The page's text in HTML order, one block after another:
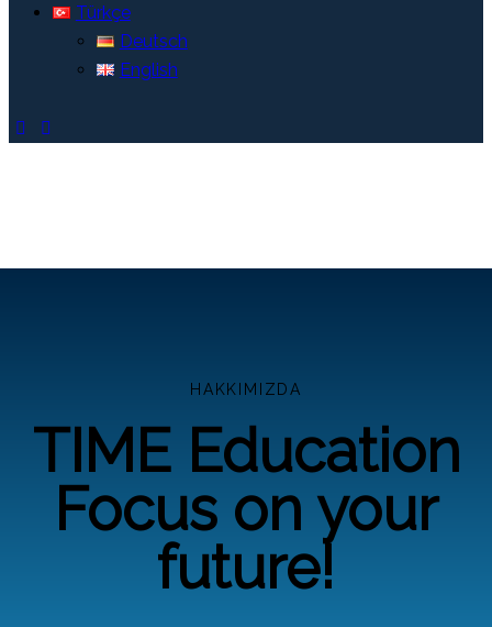
Türkçe
Deutsch
English
HAKKIMIZDA
TIME Education
Focus on your
future!